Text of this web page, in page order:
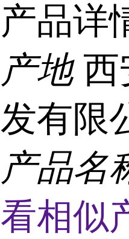
产品详
产地 西
发有限
产品名
看相似